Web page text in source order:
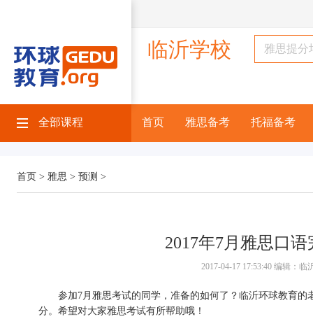
临沂学校
全部课程 首页 雅思备考 托福备考
首页 > 雅思 > 预测 >
2017年7月雅思口
2017-04-17 17:53:40 编辑：
参加7月雅思考试的同学，准备的如何了？临沂环球教育的
分。希望对大家雅思考试有所帮助哦！